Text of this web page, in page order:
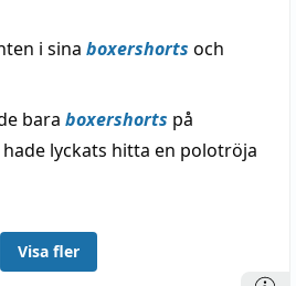
i sina boxershorts och
bara boxershorts på
lyckats hitta en polotröja
Visa fler